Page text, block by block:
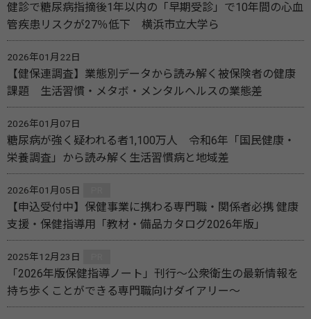
健診で糖尿病指摘後1年以内の「早期受診」で10年間の心血
管疾患リスクが27％低下 横浜市立大学ら
2026年01月22日
【健保連調査】業態別データから読み解く被保険者の健康
課題 生活習慣・メタボ・メンタルヘルスの業態差
2026年01月07日
糖尿病が強く疑われる者1,100万人 令和6年「国民健康・
栄養調査」から読み解く生活習慣病と地域差
2026年01月05日
【申込受付中】保健事業に携わる専門職・関係者必携 健康
支援・保健指導用「教材・備品カタログ2026年版」
2025年12月23日
「2026年版保健指導ノート」刊行～公衆衛生の最新情報を
持ち歩くことができる専門職向けダイアリー～